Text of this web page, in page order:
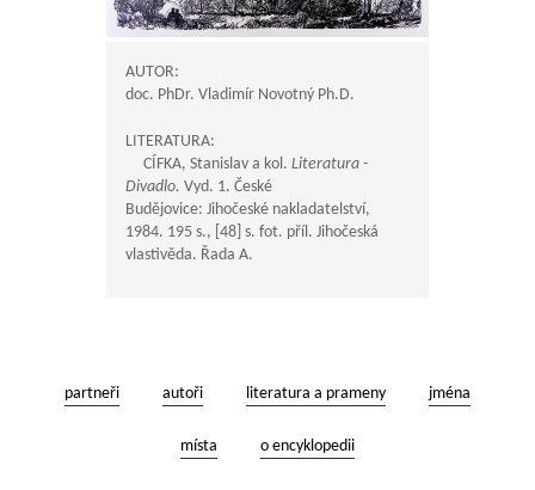
AUTOR:
doc. PhDr. Vladimír Novotný Ph.D.
LITERATURA:
CÍFKA, Stanislav a kol. Literatura -
Divadlo. Vyd. 1. České
Budějovice: Jihočeské nakladatelství,
1984. 195 s., [48] s. fot. příl. Jihočeská
vlastivěda. Řada A.
partneři autoři literatura a prameny jména
místa o encyklopedii